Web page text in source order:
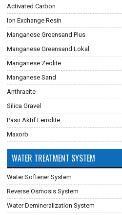
Activated Carbon
Ion Exchange Resin
Manganese Greensand Plus
Manganese Greensand Lokal
Manganese Zeolite
Manganese Sand
Anthracite
Silica Gravel
Pasir Aktif Ferrolite
Maxorb
WATER TREATMENT SYSTEM
Water Softener System
Reverse Osmosis System
Water Demineralization System